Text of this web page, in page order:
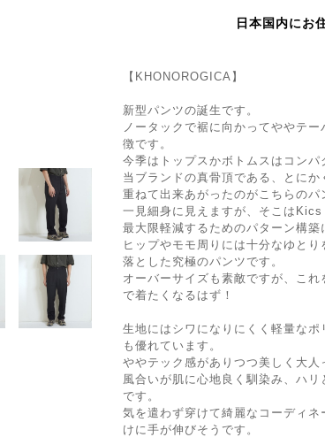
日本国内にお
【KHONOROGICA】
新型パンツの誕生です。
ノータックで裾に向かってややテ
徴です。
今季はトップスかボトムスはコンパ
当ブランドの真骨頂である、とに
重ねて出来あがったのがこちらのパ
一見細身に見えますが、そこは
最大限軽減するためのパターン構築
ヒップやモモ周りには十分なゆと
落とした究極のパンツです。
オーバーサイズも素敵ですが、こ
で着たくなるはず！
生地にはシワになりにくく軽量な
も優れています。
ややテック感がありつつ美しく大
風合いが肌に心地良く馴染み、ハ
です。
気を遣わず穿けて綺麗なコーディ
けに手が伸びそうです。